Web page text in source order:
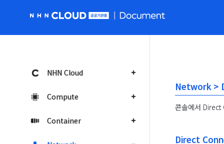
NHN Cloud
Compute
Container
Network >
콘솔에서 Direct
Direct